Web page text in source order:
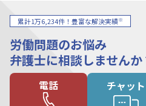
累計1万6,234件！豊富な解決実績※
労働問題のお悩み
弁護士に相談しませんか
電話 チャット